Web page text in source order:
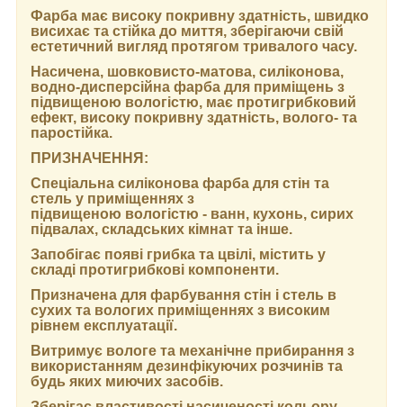
Фарба має високу покривну здатність, швидко
висихає та стійка до миття, зберігаючи свій
естетичний вигляд протягом тривалого часу.
Насичена, шовковисто-матова, силіконова,
водно-дисперсійна фарба для приміщень з
підвищеною вологістю, має протигрибковий
ефект, високу покривну здатність, волого- та
паростійка.
ПРИЗНАЧЕННЯ:
Спеціальна силіконова фарба для стін та
стель у приміщеннях з
підвищеною вологістю - ванн, кухонь, сирих
підвалах, складських кімнат та інше.
Запобігає появі грибка та цвілі, містить у
складі протигрибкові компоненти.
Призначена для фарбування стін і стель в
сухих та вологих приміщеннях з високим
рівнем експлуатації.
Витримує вологе та механічне прибирання з
використанням дезинфікуючих розчинів та
будь яких миючих засобів.